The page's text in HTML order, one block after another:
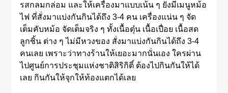
รสกลมกล่อม และให้เครื่องมาแบบเน้น ๆ ยังมีเมนูหม้อ
ไฟ ที่สั่งมาแบ่งกันกินได้ถึง 3-4 คน เครื่องแน่น ๆ จัด
เต็มคับหม้อ จัดเต็มจริง ๆ ทั้งเนื้อตุ๋น เนื้อเปื่อย เนื้อสด
ลูกชิ้น ต่าง ๆ ไม่มีหวงของ สั่งมาแบ่งกันกินได้ถึง 3-4
คนเลย เพราะว่าทางร้านให้เยอะมากนั่นเอง ใครผ่าน
ไปศูนย์การประชุมแห่งชาติสิริกิติ์ ต้องไปกินกันให้ได้
เลย กินกันให้จุกให้ท้องแตกได้เลย